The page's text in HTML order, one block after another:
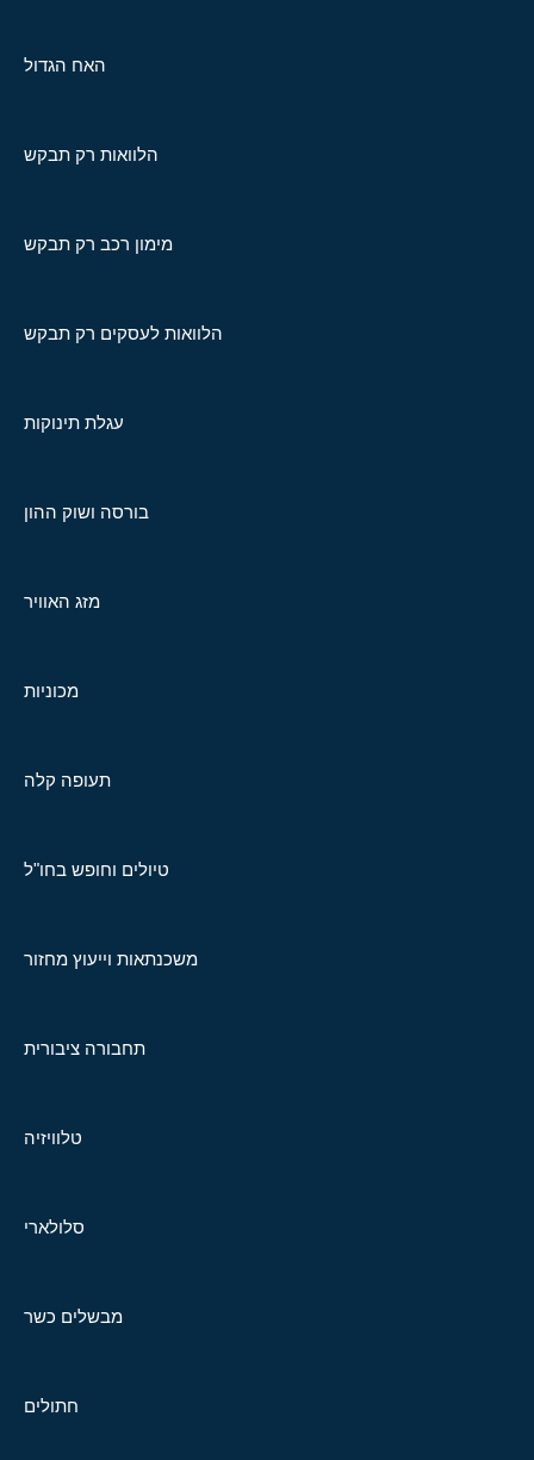
האח הגדול
הלוואות רק תבקש
מימון רכב רק תבקש
הלוואות לעסקים רק תבקש
עגלת תינוקות
בורסה ושוק ההון
מזג האוויר
מכוניות
תעופה קלה
טיולים וחופש בחו"ל
משכנתאות וייעוץ מחזור
תחבורה ציבורית
טלוויזיה
סלולארי
מבשלים כשר
חתולים